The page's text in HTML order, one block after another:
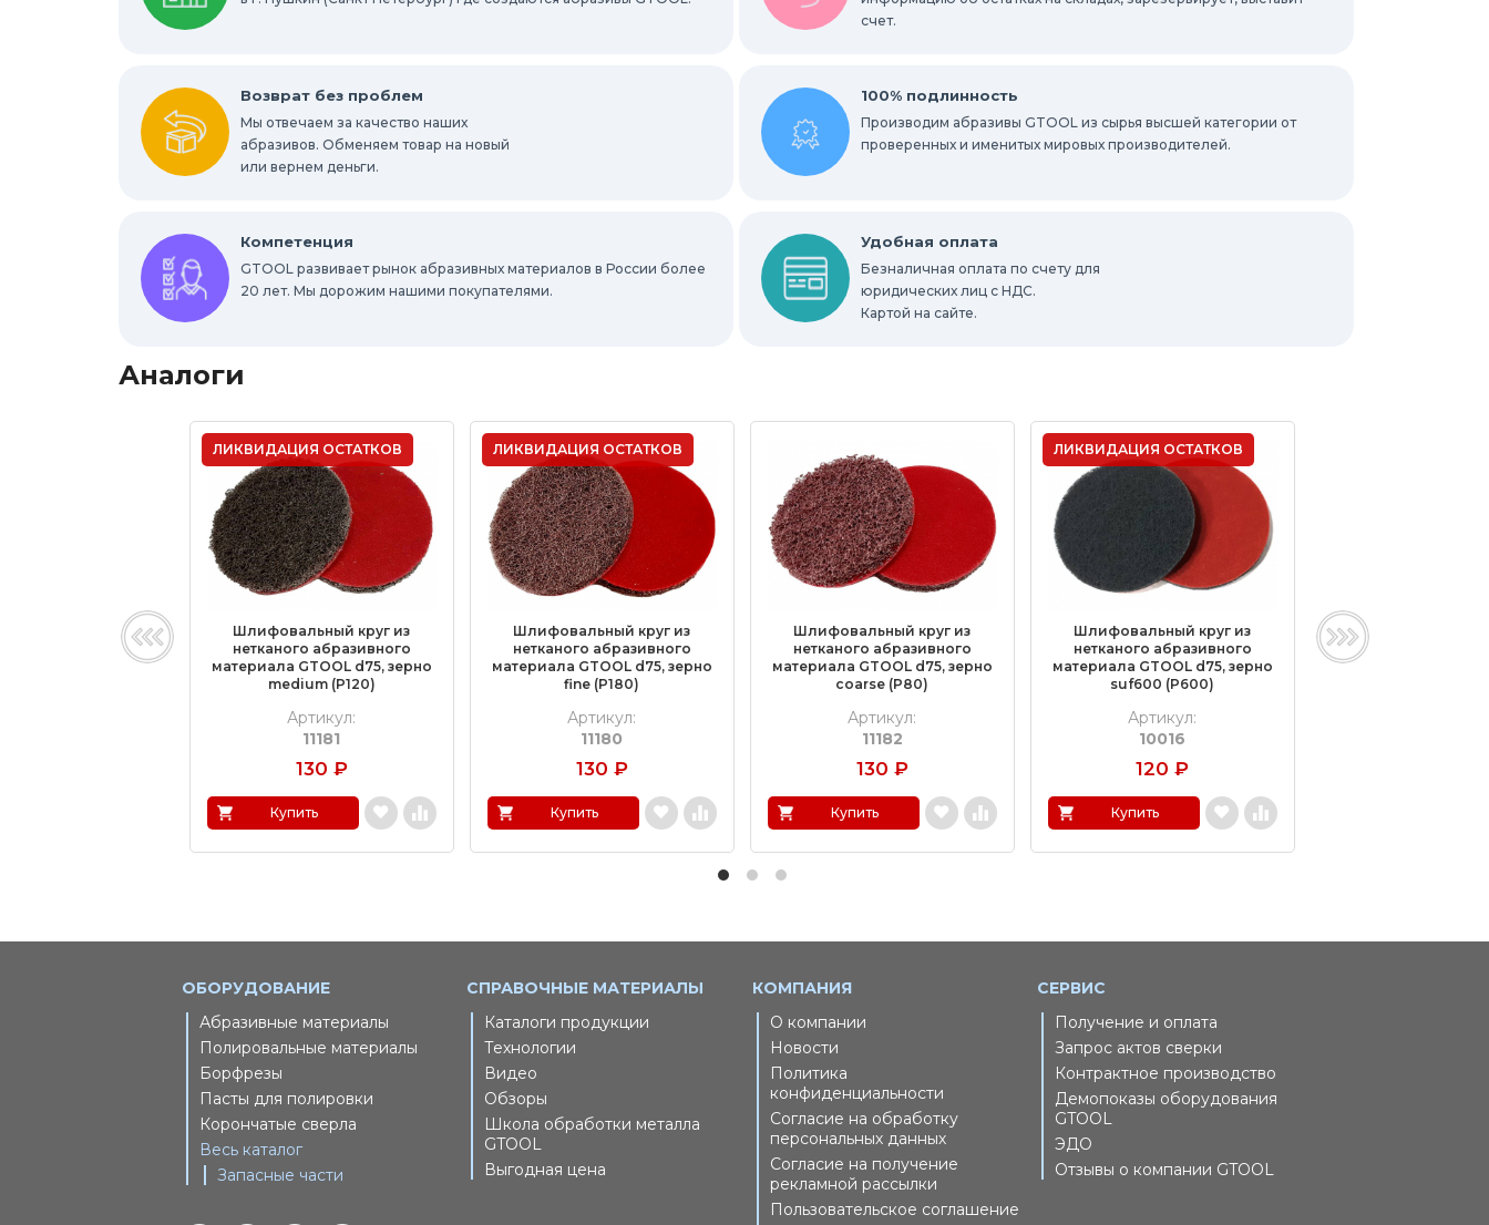
Шлифовальные абразивные губки, бруски Радиальные шлифовальные круги
Шлифовальные звезды Конволютные круги
счет.
Возврат без проблем
Мы отвечаем за качество наших
абразивов. Обменяем товар на новый
или вернем деньги.
100% подлинность
Производим абразивы GTOOL из сырья высшей категории от
проверенных и именитых мировых производителей.
Компетенция
GTOOL развивает рынок абразивных материалов в России более
20 лет. Мы дорожим нашими покупателями.
Удобная оплата
Безналичная оплата по счету для
юридических лиц с НДС.
Картой на сайте.
Аналоги
ЛИКВИДАЦИЯ ОСТАТКОВ
Шлифовальный круг из
нетканого абразивного
материала GTOOL d75, зерно
medium (P120)
Артикул:
11181
130 ₽
Купить
ЛИКВИДАЦИЯ ОСТАТКОВ
Шлифовальный круг из
нетканого абразивного
материала GTOOL d75, зерно
fine (P180)
Артикул:
11180
130 ₽
Купить
Шлифовальный круг из
нетканого абразивного
материала GTOOL d75, зерно
coarse (P80)
Артикул:
11182
130 ₽
Купить
ЛИКВИДАЦИЯ ОСТАТКОВ
Шлифовальный круг из
нетканого абразивного
материала GTOOL d75, зерно
suf600 (P600)
Артикул:
10016
120 ₽
Купить
Шлифовальный
нетканого
материала GTOOL
ОБОРУДОВАНИЕ
Абразивные материалы
Полировальные материалы
Борфрезы
Пасты для полировки
Корончатые сверла
Весь каталог
Запасные части
СПРАВОЧНЫЕ МАТЕРИАЛЫ
Каталоги продукции
Технологии
Видео
Обзоры
Школа обработки металла
GTOOL
Выгодная цена
КОМПАНИЯ
О компании
Новости
Политика
конфиденциальности
Согласие на обработку
персональных данных
Согласие на получение
рекламной рассылки
Пользовательское соглашение
СЕРВИС
Получение и оплата
Запрос актов сверки
Контрактное производство
Демопоказы оборудования
GTOOL
ЭДО
Отзывы о компании GTOOL